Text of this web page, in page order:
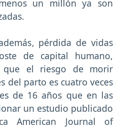
un millón ya son
pérdida de vidas
de capital humano,
que el riesgo de morir
del parto es cuatro veces
de 16 años que en las
un estudio publicado
American Journal of